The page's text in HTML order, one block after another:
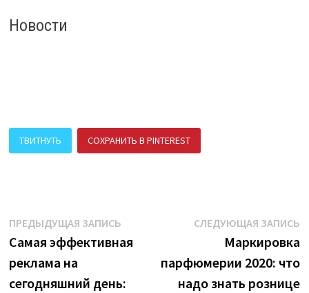
Новости
ТВИТНУТЬ СОХРАНИТЬ В PINTEREST
Навигация
по
записям
ПРЕДЫДУЩАЯ ЗАПИСЬПредыдущая
запись:
Самая эффективная
реклама на
сегодняшний день:
СЛЕДУЮЩАЯ ЗАПИСЬ
Маркировка
парфюмерии 2020: что
надо знать рознице